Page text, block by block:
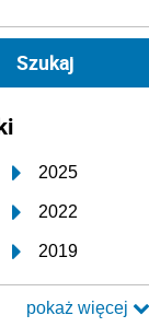
2025
2022
2019
2016
pokaż więcej